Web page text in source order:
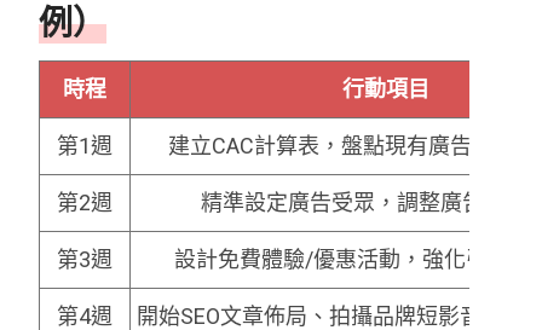
例）
時程 行動項目
第1週 建立CAC計算表，盤點現有廣告費與
第2週 精準設定廣告受眾，調整廣告素材
第3週 設計免費體驗/優惠活動，強化引流轉
第4週 開始SEO文章佈局、拍攝品牌短影音，導